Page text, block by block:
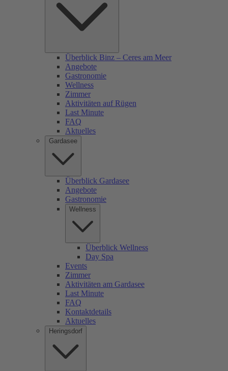
Überblick Binz – Ceres am Meer
Angebote
Gastronomie
Wellness
Zimmer
Aktivitäten auf Rügen
Last Minute
FAQ
Aktuelles
Gardasee
Überblick Gardasee
Angebote
Gastronomie
Wellness
Überblick Wellness
Day Spa
Events
Zimmer
Aktivitäten am Gardasee
Last Minute
FAQ
Kontaktdetails
Aktuelles
Heringsdorf